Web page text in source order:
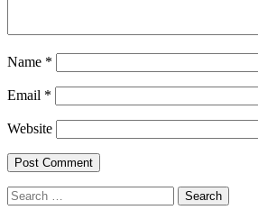
Name *
Email *
Website
Search
for: